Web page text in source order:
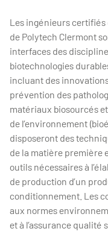
Les ingénieurs
de Polytech Clermont
interfaces des
biotechnologies
incluant des
prévention des
matériaux biosourcés
de l’environnement
disposeront des
de la matière première
outils nécessaires à
de production d’un
conditionnement. Les
aux normes
et à l’assurance qualité